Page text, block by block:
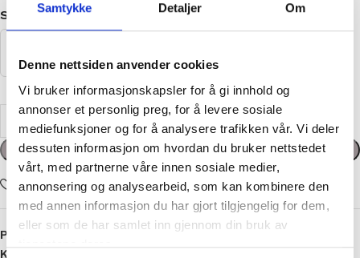
Samtykke Detaljer Om
Denne nettsiden anvender cookies
Vi bruker informasjonskapsler for å gi innhold og
annonser et personlig preg, for å levere sosiale
mediefunksjoner og for å analysere trafikken vår. Vi deler
dessuten informasjon om hvordan du bruker nettstedet
vårt, med partnerne våre innen sosiale medier,
annonsering og analysearbeid, som kan kombinere den
med annen informasjon du har gjort tilgjengelig for dem,
eller som de har samlet inn gjennom din bruk av
tjenestene deres.
STØRRELSE
1394,00
Legg i handlekurv
Add to wishlist